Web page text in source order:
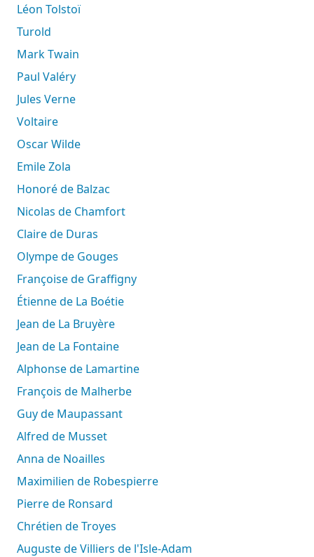
Léon Tolstoï
Turold
Mark Twain
Paul Valéry
Jules Verne
Voltaire
Oscar Wilde
Emile Zola
Honoré de Balzac
Nicolas de Chamfort
Claire de Duras
Olympe de Gouges
Françoise de Graffigny
Étienne de La Boétie
Jean de La Bruyère
Jean de La Fontaine
Alphonse de Lamartine
François de Malherbe
Guy de Maupassant
Alfred de Musset
Anna de Noailles
Maximilien de Robespierre
Pierre de Ronsard
Chrétien de Troyes
Auguste de Villiers de l'Isle-Adam